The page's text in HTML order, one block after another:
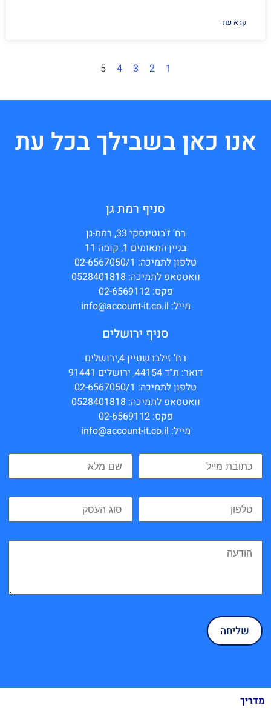
קרא עוד
1
2
3
4
5
אנו כאן בשבילך בכל עת
סניף רמת גן
רח’ ז'בוטינסקי 33, רמת-גן
בניין התאומים 1, קומה 11
טלפון לתמיכה: 02-6567050/1
וואטסאפ לתמיכה: 0528401818
פקס: 02-6569112
מייל: info@account-it.co.il
סניף ירושלים
רח’ זילברשטיין 4,ירושלים
דואר: ת”ד 44154, ירושלים 91441
טלפון לתמיכה: 02-6567050/1
וואטסאפ לתמיכה: 0528401818
פקס: 02-6569112
מייל: info@account-it.co.il
מדריך